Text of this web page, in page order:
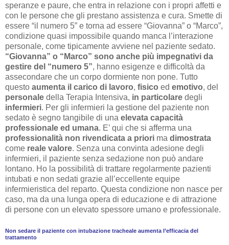
speranze e paure, che entra in relazione con i propri affetti e
con le persone che gli prestano assistenza e cura. Smette di
essere “il numero 5” e torna ad essere “Giovanna” o “Marco”,
condizione quasi impossibile quando manca l’interazione
personale, come tipicamente avviene nel paziente sedato.
“Giovanna” o “Marco” sono anche più impegnativi da
gestire del “numero 5”, hanno esigenze e difficoltà da
assecondare che un corpo dormiente non pone. Tutto
questo aumenta il carico di lavoro, fisico ed emotivo, del
personale della Terapia Intensiva, in particolare degli
infermieri. Per gli infermieri la gestione del paziente non
sedato è segno tangibile di una elevata capacità
professionale ed umana. E’ qui che si afferma una
professionalità non rivendicata a priori ma dimostrata
come reale valore. Senza una convinta adesione degli
infermieri, il paziente senza sedazione non può andare
lontano. Ho la possibilità di trattare regolarmente pazienti
intubati e non sedati grazie all’eccellente equipe
infermieristica del reparto. Questa condizione non nasce per
caso, ma da una lunga opera di educazione e di attrazione
di persone con un elevato spessore umano e professionale.
Non sedare il paziente con intubazione tracheale aumenta l’efficacia del
trattamento